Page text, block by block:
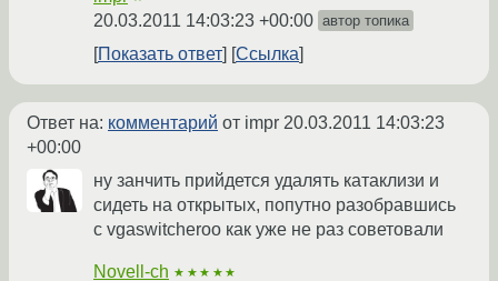
20.03.2011 14:03:23 +00:00 автор топика
Показать ответ Ссылка
Ответ на: комментарий от impr 20.03.2011 14:03:23
+00:00
ну занчить прийдется удалять катаклизи и
сидеть на открытых, попутно разобравшись
с vgaswitcheroo как уже не раз советовали
Novell-ch ★★★★★